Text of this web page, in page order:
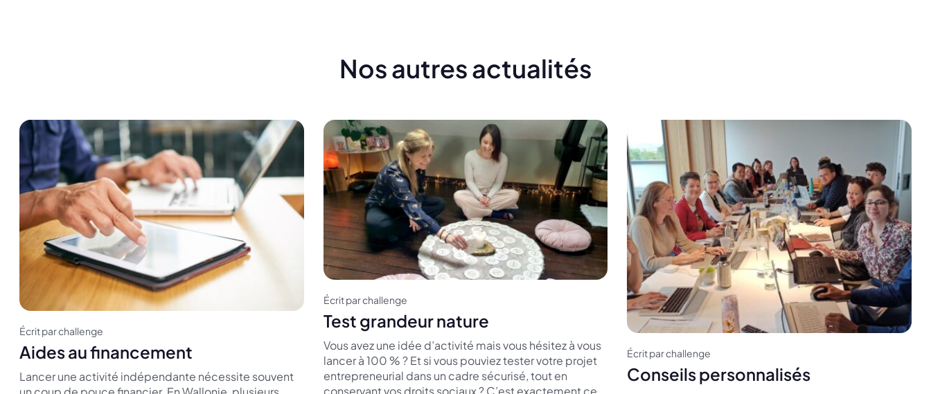
Nos autres actualités
Écrit par challenge
Aides au financement
Lancer une activité indépendante nécessite souvent
Écrit par challenge
Test grandeur nature
Vous avez une idée d’activité mais vous hésitez à vous
lancer à 100 % ? Et si vous pouviez tester votre projet
entrepreneurial dans un cadre sécurisé, tout en
Écrit par challenge
Conseils personnalisés